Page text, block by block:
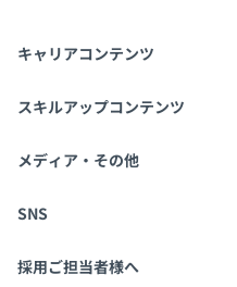
キャリアコンテンツ
転職・キャリア
スキルアップコンテンツ
学習
メディア・その他
Tech Team Journal
SNS
X
採用ご担当者様へ